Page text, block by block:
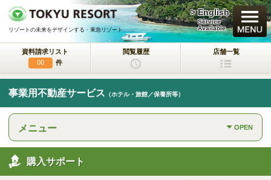
リゾートの未来をデザインする - 東急リゾート
> English
Service
Available
資料請求リスト
00
件
閲覧履歴 店舗一覧
事業用不動産サービス （ホテル・旅館／保養所等）
メニュー OPEN
購入サポート
買いたい
新規・新築マンション
中古物件
一戸建て/マンション/土地
東急ハーヴェストクラブ
会員制リゾートホテル